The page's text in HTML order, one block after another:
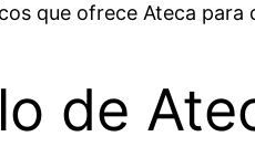
que ofrece Ateca para
de